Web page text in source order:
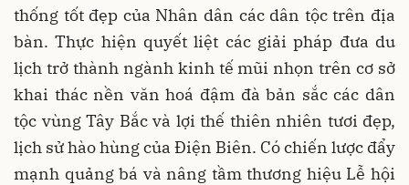
thống tốt đẹp của Nhân dân các dân tộc trên địa
bàn. Thực hiện quyết liệt các giải pháp đưa du
lịch trở thành ngành kinh tế mũi nhọn trên cơ sở
khai thác nền văn hoá đậm đà bản sắc các dân
tộc vùng Tây Bắc và lợi thế thiên nhiên tươi đẹp,
lịch sử hào hùng của Điện Biên. Có chiến lược đẩy
mạnh quảng bá và nâng tầm thương hiệu Lễ hội